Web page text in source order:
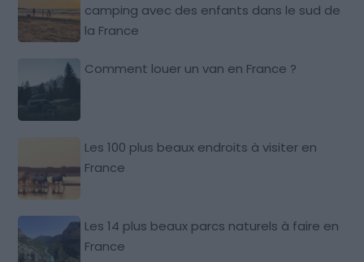
camping avec des enfants dans le sud de
la France
Comment louer un van en France ?
Les 100 plus beaux endroits à visiter en
France
Les 14 plus beaux parcs naturels à faire en
France